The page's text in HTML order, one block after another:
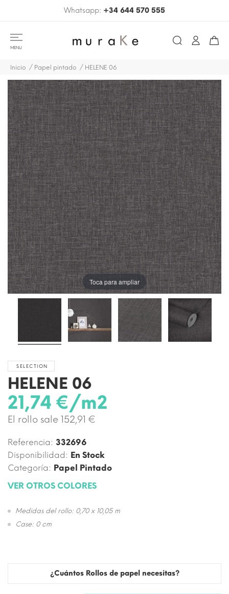
Whatsapp: +34 644 570 555
MENU
Inicio Papel pintado HELENE 06
Toca para ampliar
SELECTION
HELENE 06
21,74 €/m2
El rollo sale 152,91 €
Referencia: 332696
Disponibilidad: En Stock
Categoría: Papel Pintado
VER OTROS COLORES
Medidas del rollo: 0,70 x 10,05 m
Case: 0 cm
¿Cuántos Rollos de papel necesitas?